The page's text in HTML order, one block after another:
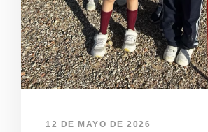
12 DE MAYO DE 2026